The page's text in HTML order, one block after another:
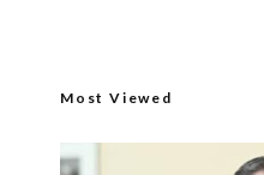
Most Viewed